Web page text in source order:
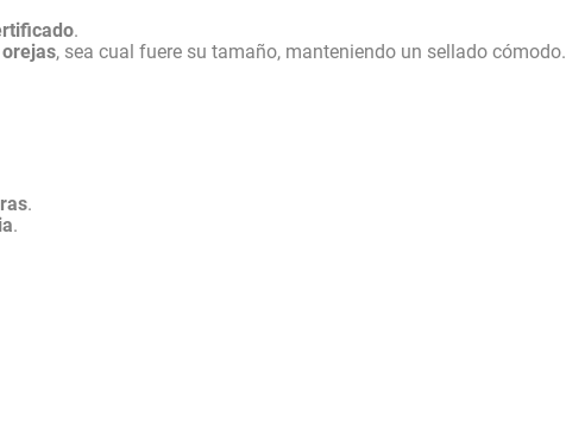
.
, sea cual fuere su tamaño, manteniendo un sellado cómodo.
.
.